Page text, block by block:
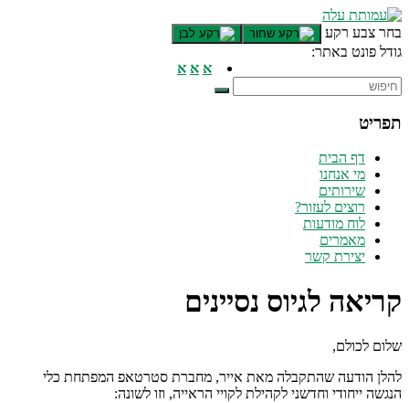
דלג לתוכן רצוי/Skip to content
בחר צבע רקע
גודל פונט באתר:
א א א
תפריט
דף הבית
מי אנחנו
שירותים
רוצים לעזור?
לוח מודעות
מאמרים
יצירת קשר
קריאה לגיוס נסיינים
שלום לכולם,
להלן הודעה שהתקבלה מאת אייר, מחברת סטרטאפ המפתחת כלי
הנגשה ייחודי וחדשני לקהילת לקויי הראייה, וזו לשונה: